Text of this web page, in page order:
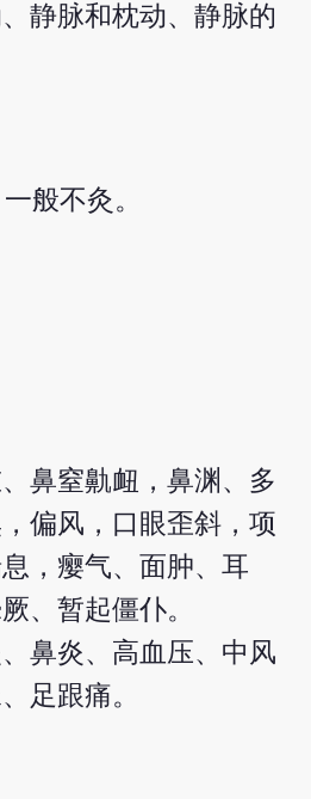
静脉和枕动、静脉的
般不灸。
鼻窒鼽衄，鼻渊、多
偏风，口眼歪斜，项
，瘿气、面肿、耳
、暂起僵仆。
鼻炎、高血压、中风
足跟痛。